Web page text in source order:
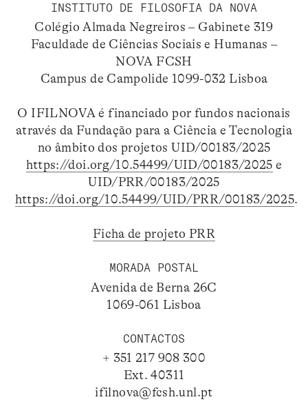
INSTITUTO DE FILOSOFIA DA NOVA
Colégio Almada Negreiros – Gabinete 319
Faculdade de Ciências Sociais e Humanas –
NOVA FCSH
Campus de Campolide 1099-032 Lisboa
O IFILNOVA é financiado por fundos nacionais
através da Fundação para a Ciência e Tecnologia
no âmbito dos projetos UID/00183/2025
https://doi.org/10.54499/UID/00183/2025 e
UID/PRR/00183/2025
https://doi.org/10.54499/UID/PRR/00183/2025.
Ficha de projeto PRR
MORADA POSTAL
Avenida de Berna 26C
1069-061 Lisboa
CONTACTOS
+ 351 217 908 300
Ext. 40311
ifilnova@fcsh.unl.pt